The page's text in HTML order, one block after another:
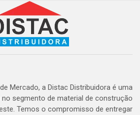
Mercado, a Distac Distribuidora é uma
segmento de material de construção
Temos o compromisso de entregar